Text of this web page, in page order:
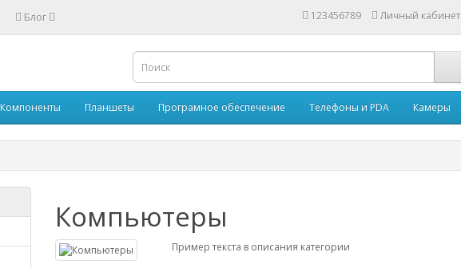
Блог 123456789 Личный кабинет
Компоненты Планшеты Програмное обеспечение Телефоны и PDA Камеры
Компьютеры
Пример текста в описания категории